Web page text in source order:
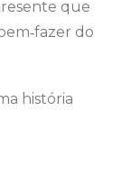
que
do
história